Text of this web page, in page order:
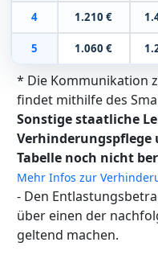
4 1.210 €
5 1.060 €
* Die Kommunikation
findet mithilfe des
Sonstige staatliche
Verhinderungspflege
Tabelle noch nicht
Mehr Infos zur
- Den
über einen der
geltend machen.